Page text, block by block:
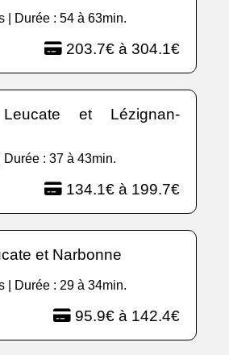
| Durée : 54 à 63min.
203.7€ à 304.1€
et Lézignan-
Durée : 37 à 43min.
134.1€ à 199.7€
et Narbonne
| Durée : 29 à 34min.
95.9€ à 142.4€